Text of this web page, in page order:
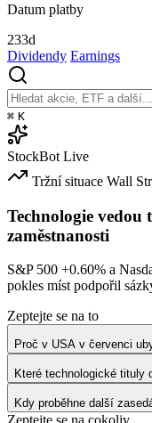
Datum platby
233d
Dividendy Earnings
⌘ K
StockBot Live
Tržní situace Wall
Technologie
zaměstnanosti
S&P 500 +0.60% a
pokles míst podpořil
Zeptejte se na to
Proč v USA v červenci
Které technologické tituly
Kdy proběhne další